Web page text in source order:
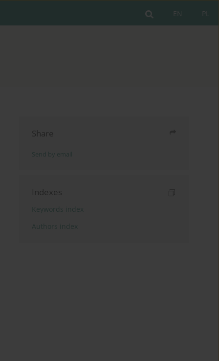
PL
EN
Share
Send by email
Indexes
Keywords index
Authors index